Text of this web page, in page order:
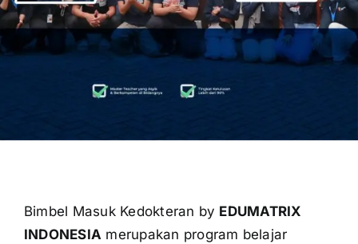
OUR PROGRAM
CONTACT US
Bimbel Masuk Kedokteran by EDUMATRIX
INDONESIA merupakan program belajar